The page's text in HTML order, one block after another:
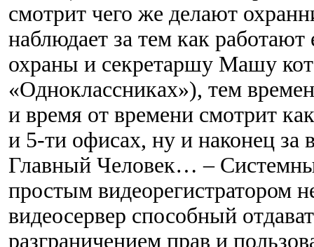
смотрит чего же делают
наблюдает за тем как
охраны и секретаршу Машу
«Одноклассниках»), тем
и время от времени смотрит
и 5-ти офисах, ну и наконец
Главный Человек… –
простым видеорегистратором
видеосервер способный
разграничением прав и